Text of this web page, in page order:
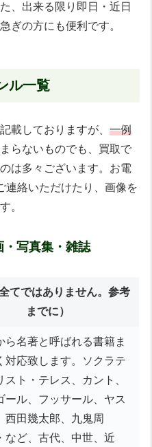
、出来る限り即日・近日
ぎの方にも便利です。
ル一覧
載しておりますが、一例
らないものでも、買取で
は多々ございます。お電
連絡いただけたり、画像を
。
写真集・雑誌
てではありません。参考
までに）
ら名著と呼ばれる書籍ま
対応致します。ソクラテ
スト・テレス、カント、
ール、フッサール、ヤス
西田幾太郎、九鬼周
など、古代、中世、近